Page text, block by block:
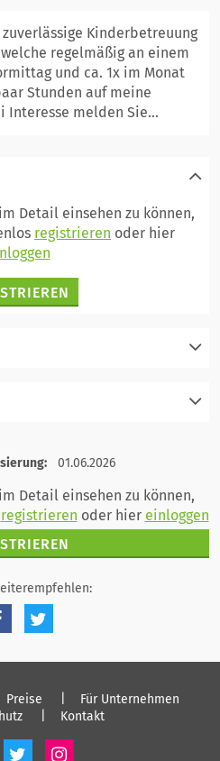
zuverlässige Kinderbetreuung
regelmäßig an einem
und ca. 1x im Monat
Stunden auf meine
Interesse melden Sie...
Detail einsehen zu können,
registrieren oder hier
registrieren
01.06.2026
Detail einsehen zu können,
registrieren oder hier einloggen
Preise
Für Unternehmen
Kontakt